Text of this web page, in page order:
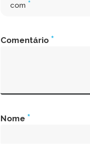
com *
Comentário *
Nome *